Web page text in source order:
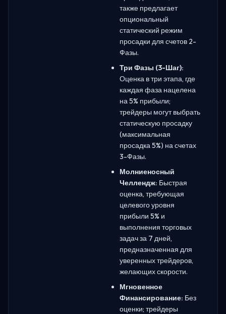
также предлагает
опциональный
статический режим
просадки для счетов 2-
Фазы.
Три Фазы (3-Шаг):
Оценка в три этапа, где
каждая фаза нацелена
на 5% прибыли;
трейдеры могут выбрать
статическую просадку
(максимальная
просадка 5%) на счетах
3-Фазы.
Молниеносный
Челлендж: Быстрая
оценка, требующая
целевого уровня
прибыли 5% и
выполнения торговых
задач за 7 дней,
предназначенная для
уверенных трейдеров,
желающих скорости.
Мгновенное
Финансирование: Без
оценки; трейдеры